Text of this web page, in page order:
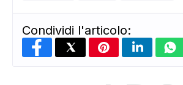
Condividi l'articolo: